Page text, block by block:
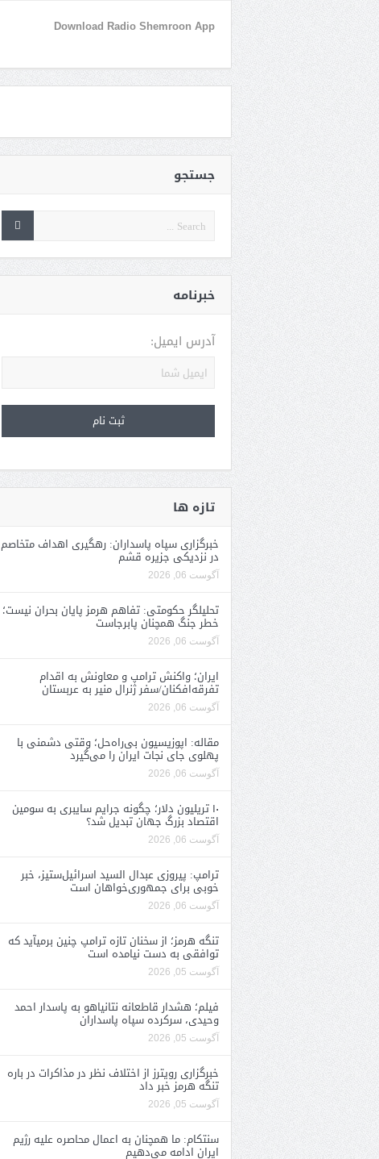
Download Radio Shemroon App
جستجو
خبرنامه
آدرس ایمیل:
تازه ها
خبرگزاری سپاه پاسداران: رهگیری اهداف متخاصم
در نزدیکی جزیره قشم
آگوست 06, 2026
تحلیلگر حکومتی: تفاهم هرمز پایان بحران نیست؛
خطر جنگ همچنان پابرجاست
آگوست 06, 2026
ایران؛ واکنش ترامپ و معاونش به اقدام
تفرقه‌افکنان/سفر ژنرال منیر به عربستان
آگوست 06, 2026
مقاله: اپوزیسیون بی‌راه‌حل؛ وقتی دشمنی با
پهلوی جای نجات ایران را می‌گیرد
آگوست 06, 2026
۱۰ تریلیون دلار؛ چگونه جرایم سایبری به سومین
اقتصاد بزرگ جهان تبدیل شد؟
آگوست 06, 2026
ترامپ: پیروزی عبدال السید اسرائیل‌ستیز، خبر
خوبی برای جمهوری‌خواهان است
آگوست 06, 2026
تنگه هرمز؛ از سخنان تازه ترامپ چنین برمیآید که
توافقی به دست نیامده است
آگوست 05, 2026
فیلم؛ هشدار قاطعانه نتانیاهو به پاسدار احمد
وحیدی، سرکرده سپاه پاسداران
آگوست 05, 2026
خبرگزاری رویترز از اختلاف نظر در مذاکرات در باره
تنگه هرمز خبر داد
آگوست 05, 2026
سنتکام: ما همچنان به اعمال محاصره علیه رژیم
ایران ادامه می‌دهیم